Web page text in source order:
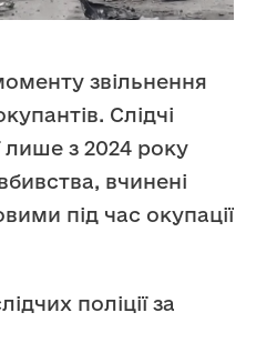
звільнення
Слідчі
лише з 2024 року
вчинені
під час окупації
поліції за